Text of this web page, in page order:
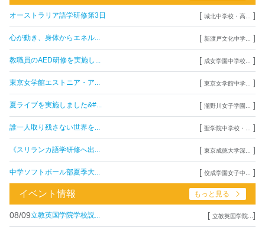
オーストラリア語学研修第3日 [ 城北中学校・高... ]
心が動き、身体からエネル... [ 新渡戸文化中学... ]
教職員のAED研修を実施し... [ 成女学園中学校... ]
東京女学館エストニア・ア... [ 東京女学館中学... ]
夏ライブを実施しました&#... [ 瀧野川女子学園... ]
誰一人取り残さない世界を... [ 聖学院中学校・... ]
《スリランカ語学研修へ出... [ 東京成徳大学深... ]
中学ソフトボール部夏季大... [ 佼成学園女子中... ]
イベント情報 もっと見る
08/09立教英国学院学校説... [ 立教英国学院... ]